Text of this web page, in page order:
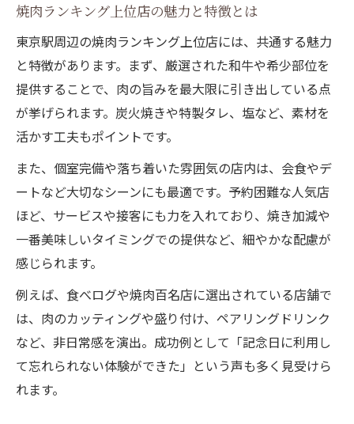
焼肉店で好印象を与えるためのコツとは
焼肉の会食で活躍する東京駅の人気店
接待用焼肉店で重視すべきサービス内容
東京駅で焼肉好きが納得する魅力と発見
焼肉好き必見の東京駅周辺おすすめ情報
東京駅焼肉で見つかる新たな楽しみ方とは
焼肉百名店に迫る驚きのサービスや味覚
焼肉の隠れた魅力を東京駅で発見する方法
東京駅でしか味わえない焼肉体験を紹介
焼肉ランキング上位店の魅力と特徴とは
東京駅周辺の焼肉ランキング上位店には、共通する魅力
と特徴があります。まず、厳選された和牛や希少部位を
提供することで、肉の旨みを最大限に引き出している点
が挙げられます。炭火焼きや特製タレ、塩など、素材を
活かす工夫もポイントです。
また、個室完備や落ち着いた雰囲気の店内は、会食やデ
ートなど大切なシーンにも最適です。予約困難な人気店
ほど、サービスや接客にも力を入れており、焼き加減や
一番美味しいタイミングでの提供など、細やかな配慮が
感じられます。
例えば、食べログや焼肉百名店に選出されている店舗で
は、肉のカッティングや盛り付け、ペアリングドリンク
など、非日常感を演出。成功例として「記念日に利用し
て忘れられない体験ができた」という声も多く見受けら
れます。